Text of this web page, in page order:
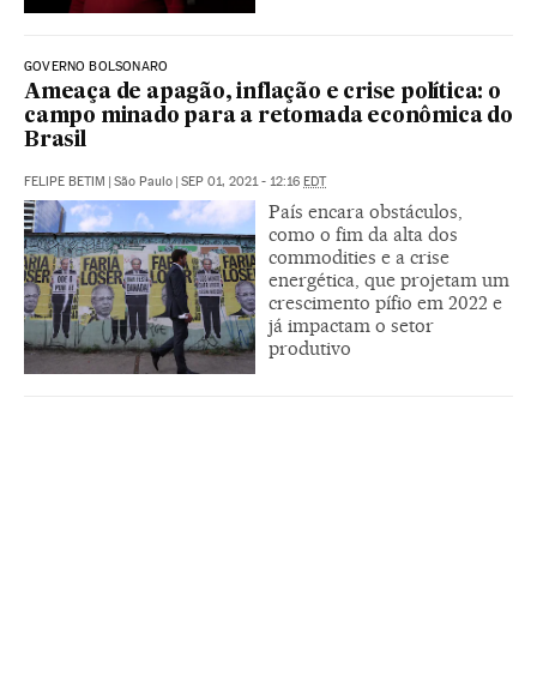
GOVERNO BOLSONARO
Ameaça de apagão, inflação e crise política: o
campo minado para a retomada econômica do
Brasil
FELIPE BETIM | São Paulo | SEP 01, 2021 - 12:16 EDT
País encara obstáculos,
como o fim da alta dos
commodities e a crise
energética, que projetam um
crescimento pífio em 2022 e
já impactam o setor
produtivo